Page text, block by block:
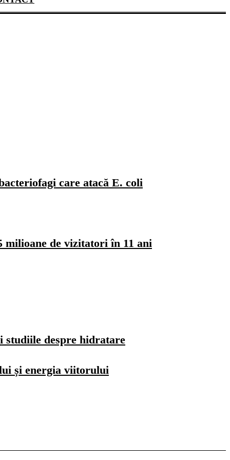
care atacă E. coli
milioane de vizitatori în 11 ani
studiile despre hidratare
și energia viitorului